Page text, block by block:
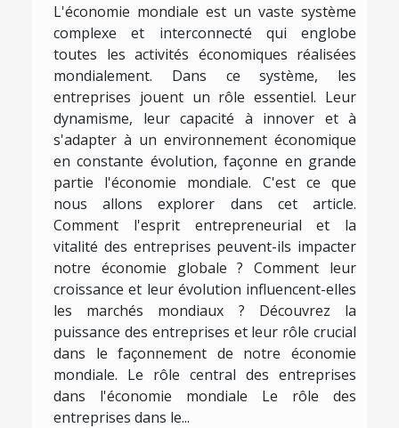
L'économie mondiale est un vaste système
complexe et interconnecté qui englobe
toutes les activités économiques réalisées
mondialement. Dans ce système, les
entreprises jouent un rôle essentiel. Leur
dynamisme, leur capacité à innover et à
s'adapter à un environnement économique
en constante évolution, façonne en grande
partie l'économie mondiale. C'est ce que
nous allons explorer dans cet article.
Comment l'esprit entrepreneurial et la
vitalité des entreprises peuvent-ils impacter
notre économie globale ? Comment leur
croissance et leur évolution influencent-elles
les marchés mondiaux ? Découvrez la
puissance des entreprises et leur rôle crucial
dans le façonnement de notre économie
mondiale. Le rôle central des entreprises
dans l'économie mondiale Le rôle des
entreprises dans le...